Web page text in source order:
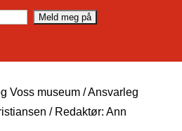
Voss museum / Ansvarleg
/ Redaktør: Ann